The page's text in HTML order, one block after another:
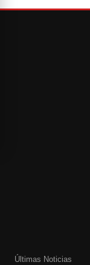
Últimas Noticias